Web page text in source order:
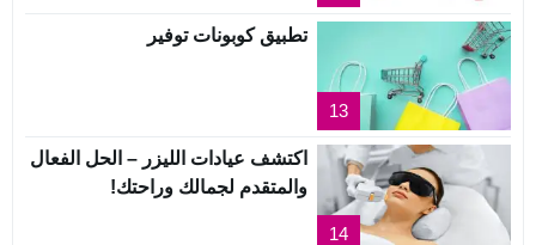
13
تطبيق كوبونات توفير
14
اكتشف عيادات الليزر – الحل الفعال
والمتقدم لجمالك وراحتك!